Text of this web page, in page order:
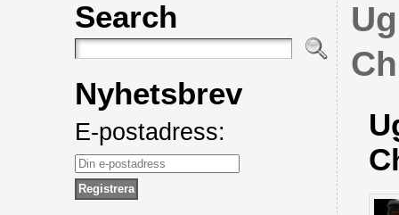
Search
Nyhetsbrev
E-postadress: